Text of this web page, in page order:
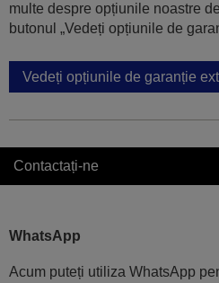
multe despre opțiunile noastre
butonul „Vedeți opțiunile de
Vedeți opțiunile de garanție
Contactați-ne
WhatsApp
Acum puteți utiliza WhatsApp